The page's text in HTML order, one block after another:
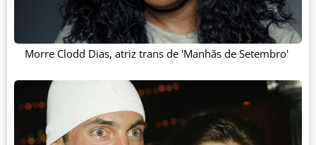
Morre Clodd Dias, atriz trans de 'Manhãs de Setembro'